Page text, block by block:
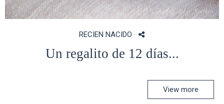
RECIEN NACIDO ·
Un regalito de 12 días...
View more